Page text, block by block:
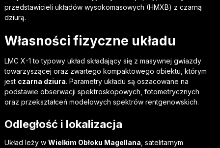
przedstawicieli układów wysokomasowych (HMXB) z czarną
dziurą.
Własności fizyczne układu
LMC X-1 to typowy układ składający się z masywnej gwiazdy
towarzyszącej oraz zwartego kompaktowego obiektu, którym
jest czarna dziura. Parametry układu są oszacowane na
podstawie obserwacji spektroskopowych, fotometrycznych
oraz przekształceń modelowych spektrów rentgenowskich.
Odległość i lokalizacja
Układ leży w Wielkim Obłoku Magellana , satelitarnym